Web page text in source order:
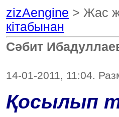
zizAengine > Жас
кітабынан
Сәбит
14-01-2011, 11:04.
Қосылып